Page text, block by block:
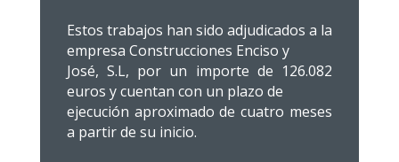
Estos trabajos han sido adjudicados a la
empresa Construcciones Enciso y
José, S.L, por un importe de 126.082
euros y cuentan con un plazo de
ejecución aproximado de cuatro meses
a partir de su inicio.